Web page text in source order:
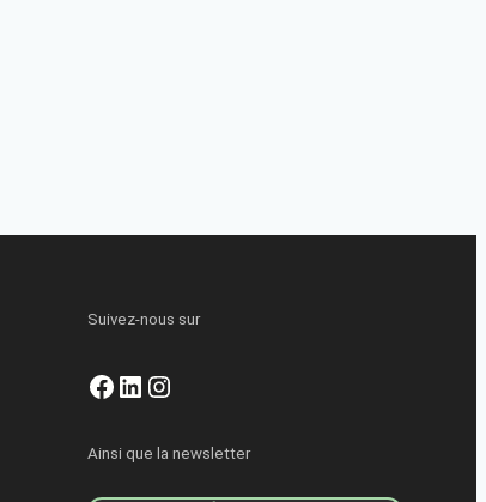
Suivez-nous sur
Facebook
LinkedIn
Instagram
Ainsi que la newsletter